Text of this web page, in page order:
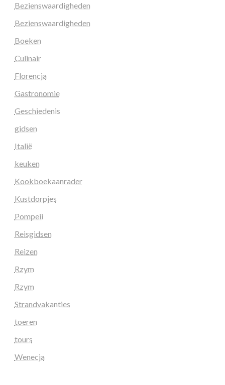
Bezienswaardigheden
Bezienswaardigheden
Boeken
Culinair
Florencja
Gastronomie
Geschiedenis
gidsen
Italië
keuken
Kookboekaanrader
Kustdorpjes
Pompeii
Reisgidsen
Reizen
Rzym
Rzym
Strandvakanties
toeren
tours
Wenecja